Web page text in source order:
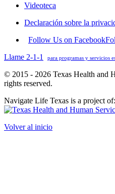
Videoteca
Declaración sobre la
Follow Us on Facebook
Llame 2-1-1
para programas y servicios
© 2015 - 2026 Texas Health and
rights reserved.
Navigate Life Texas is a project of:
Volver al inicio